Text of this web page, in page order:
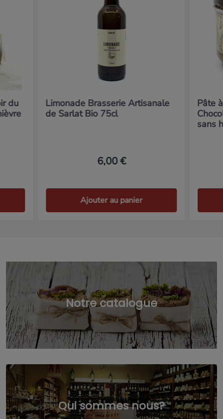
du
Limonade Brasserie Artisanale
de Sarlat Bio 75cl
6,00 €
Ajouter au panier
Pâte
sans
Notre catalogue
Qui sommes nous?